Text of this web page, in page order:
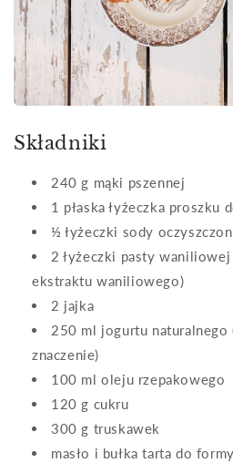
Składniki
240 g mąki pszennej
1 płaska łyżeczka proszku
½ łyżeczki sody
2 łyżeczki pasty waniliowej
ekstraktu waniliowego)
2 jajka
250 ml jogurtu naturalnego
znaczenie)
100 ml oleju rzepakowego
120 g cukru
300 g truskawek
masło i bułka tarta do formy